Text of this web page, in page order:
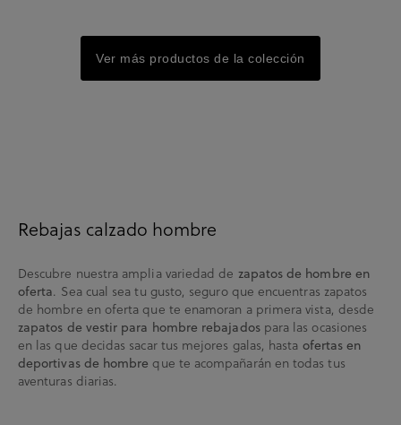
Ver más productos de la colección
Rebajas calzado hombre
Descubre nuestra amplia variedad de zapatos de hombre en
oferta. Sea cual sea tu gusto, seguro que encuentras zapatos
de hombre en oferta que te enamoran a primera vista, desde
zapatos de vestir para hombre rebajadospara las ocasiones
en las que decidas sacar tus mejores galas, hasta ofertas en
deportivas de hombre que te acompañarán en todas tus
aventuras diarias.